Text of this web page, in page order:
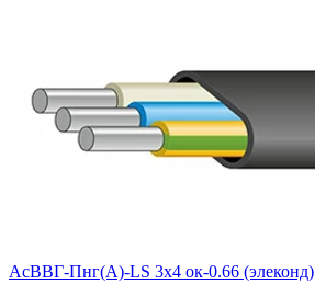
АсВВГ-Пнг(А)-LS 3х4 ок-0.66 (элеконд)